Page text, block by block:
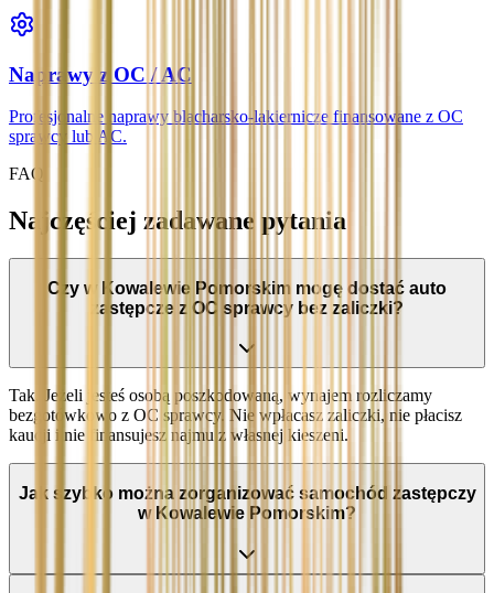
Naprawy z OC / AC
Profesjonalne naprawy blacharsko-lakiernicze finansowane z OC
sprawcy lub AC.
FAQ
Najczęściej zadawane pytania
Czy w Kowalewie Pomorskim mogę dostać auto
zastępcze z OC sprawcy bez zaliczki?
Tak. Jeżeli jesteś osobą poszkodowaną, wynajem rozliczamy
bezgotówkowo z OC sprawcy. Nie wpłacasz zaliczki, nie płacisz
kaucji i nie finansujesz najmu z własnej kieszeni.
Jak szybko można zorganizować samochód zastępczy
w Kowalewie Pomorskim?